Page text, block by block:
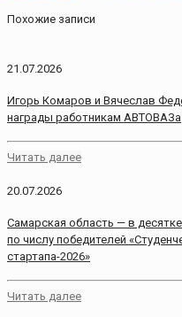
Похожие записи
21.07.2026
Игорь Комаров и Вячеслав
награды работникам АВТОВАЗа
Читать далее
20.07.2026
Самарская область — в
по числу победителей
стартапа-2026»
Читать далее